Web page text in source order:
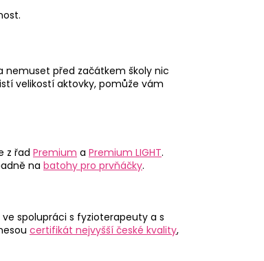
nemuset před začátkem školy nic
velikostí aktovky, pomůže vám
z řad Premium a Premium LIGHT.
na batohy pro prvňáčky.
spolupráci s fyzioterapeuty a s
certifikát nejvyšší české kvality,